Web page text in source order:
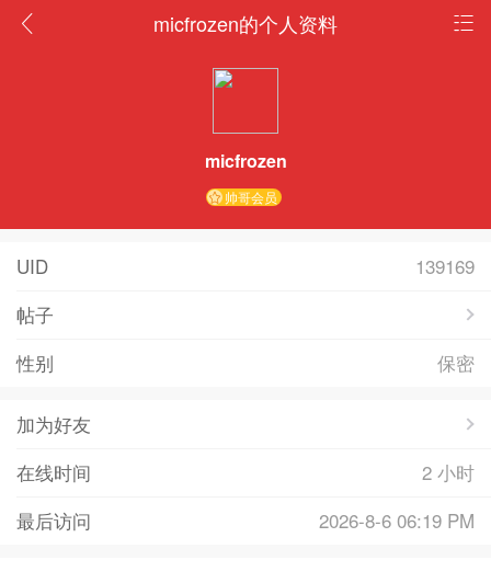
micfrozen的个人资料
micfrozen
帅哥会员
UID
139169
帖子
性别
保密
加为好友
在线时间
2 小时
最后访问
2026-8-6 06:19 PM